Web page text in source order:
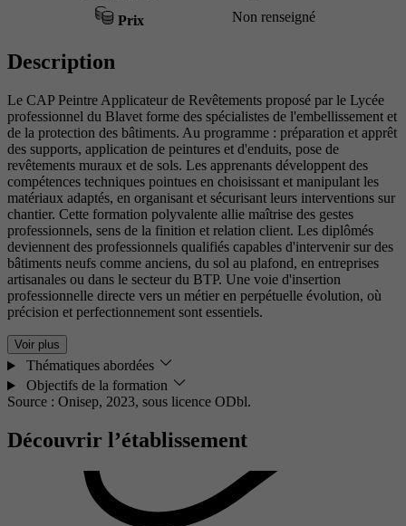
Prix Non renseigné
Description
Le CAP Peintre Applicateur de Revêtements proposé par le Lycée
professionnel du Blavet forme des spécialistes de l'embellissement et
de la protection des bâtiments. Au programme : préparation et apprêt
des supports, application de peintures et d'enduits, pose de
revêtements muraux et de sols. Les apprenants développent des
compétences techniques pointues en choisissant et manipulant les
matériaux adaptés, en organisant et sécurisant leurs interventions sur
chantier. Cette formation polyvalente allie maîtrise des gestes
professionnels, sens de la finition et relation client. Les diplômés
deviennent des professionnels qualifiés capables d'intervenir sur des
bâtiments neufs comme anciens, du sol au plafond, en entreprises
artisanales ou dans le secteur du BTP. Une voie d'insertion
professionnelle directe vers un métier en perpétuelle évolution, où
précision et perfectionnement sont essentiels.
Voir plus
Thématiques abordées
Objectifs de la formation
Source : Onisep, 2023, sous licence ODbl.
Découvrir l’établissement